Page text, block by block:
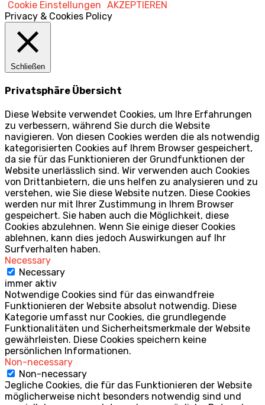
Cookie Einstellungen AKZEPTIEREN
Privacy & Cookies Policy
Schließen
Privatsphäre Übersicht
Diese Website verwendet Cookies, um Ihre Erfahrungen
zu verbessern, während Sie durch die Website
navigieren. Von diesen Cookies werden die als notwendig
kategorisierten Cookies auf Ihrem Browser gespeichert,
da sie für das Funktionieren der Grundfunktionen der
Website unerlässlich sind. Wir verwenden auch Cookies
von Drittanbietern, die uns helfen zu analysieren und zu
verstehen, wie Sie diese Website nutzen. Diese Cookies
werden nur mit Ihrer Zustimmung in Ihrem Browser
gespeichert. Sie haben auch die Möglichkeit, diese
Cookies abzulehnen. Wenn Sie einige dieser Cookies
ablehnen, kann dies jedoch Auswirkungen auf Ihr
Surfverhalten haben.
Necessary
Necessary
immer aktiv
Notwendige Cookies sind für das einwandfreie
Funktionieren der Website absolut notwendig. Diese
Kategorie umfasst nur Cookies, die grundlegende
Funktionalitäten und Sicherheitsmerkmale der Website
gewährleisten. Diese Cookies speichern keine
persönlichen Informationen.
Non-necessary
Non-necessary
Jegliche Cookies, die für das Funktionieren der Website
möglicherweise nicht besonders notwendig sind und